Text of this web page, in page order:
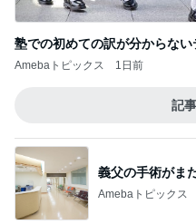
塾での初めての訳が分からない
Amebaトピックス 1日前
記
義父の手術がま
Amebaトピックス